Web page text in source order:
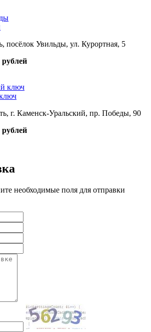
посёлок Увильды, ул. Курортная, 5
рублей
г. Каменск-Уральский, пр. Победы, 90
рублей
необходимые поля для отправки